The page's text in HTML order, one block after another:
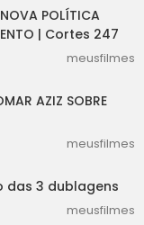
POLÍTICA
| Cortes 247
meusfilmes
AZIZ SOBRE
meusfilmes
das 3 dublagens
meusfilmes